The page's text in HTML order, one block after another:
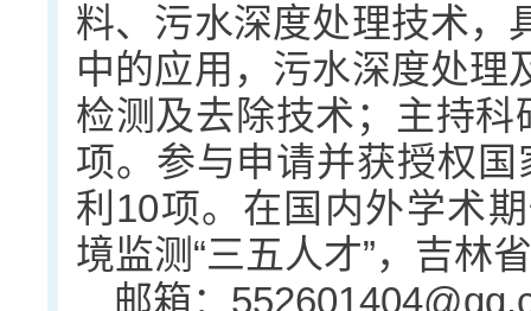
料、污水深度处理技术，
中的应用，污水深度处理
检测及去除技术；主持
项。参与申请并获授权
利10项。在国内外学术
境监测“三五人才”，吉林
邮箱：